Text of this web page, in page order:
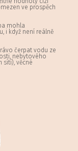
ve prospěch
mohla
i když není reálně
čerpat vodu ze
nebytového
sítí), věcné